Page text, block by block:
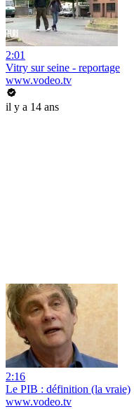
2:01
Vitry sur seine - reportage
www.vodeo.tv
il y a 14 ans
2:16
Le PIB : définition (la vraie)
www.vodeo.tv